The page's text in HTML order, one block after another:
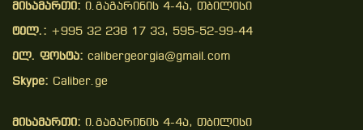
მისამართი: ი.გაგარინის 4-4ა, თბილისი
ტელ.: +995 32 238 17 33, 595-52-99-44
ელ. ფოსტა: calibergeorgia@gmail.com
Skype: Caliber.ge
მისამართი: ი.გაგარინის 4-4ა, თბილისი